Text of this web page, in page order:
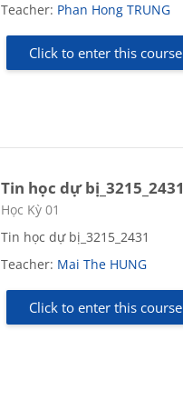
Teacher: Phan Hong TRUNG
Click to enter this course
Tin học dự bị_3215_2431
Course category
Học Kỳ 01
Tin học dự bị_3215_2431
Teacher: Mai The HUNG
Click to enter this course